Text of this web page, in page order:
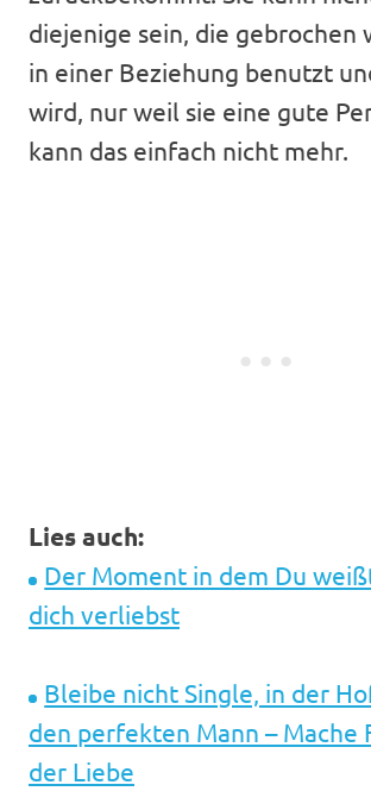
diejenige sein, die gebrochen
in einer Beziehung benutzt
wird, nur weil sie eine gute
kann das einfach nicht mehr.
Lies auch:
Der Moment in dem Du
dich verliebst
Bleibe nicht Single, in der
den perfekten Mann – Mache
der Liebe